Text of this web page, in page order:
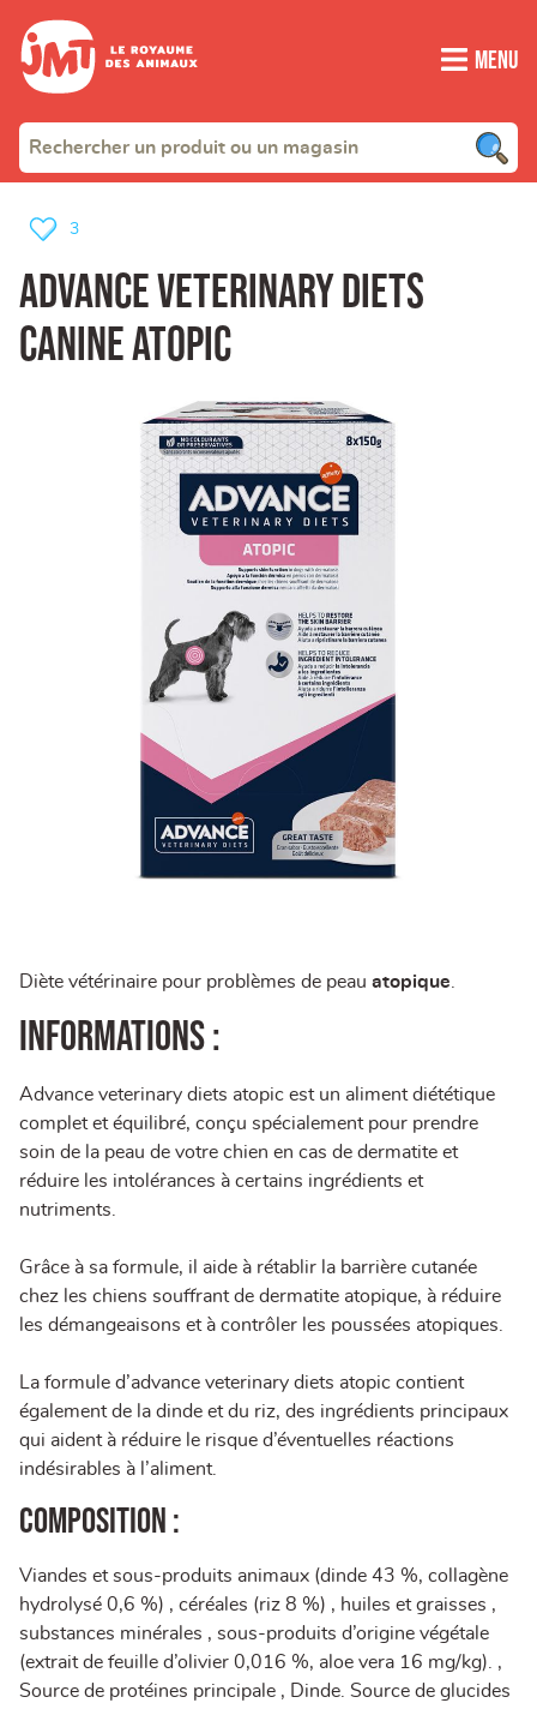
Menu
Advance Veterinary Diets
Canine Atopic
3
Diète vétérinaire pour problèmes de peau atopique.
Informations :
Advance veterinary diets atopic est un aliment diététique
complet et équilibré, conçu spécialement pour prendre
soin de la peau de votre chien en cas de dermatite et
réduire les intolérances à certains ingrédients et
nutriments.
Grâce à sa formule, il aide à rétablir la barrière cutanée
chez les chiens souffrant de dermatite atopique, à réduire
les démangeaisons et à contrôler les poussées atopiques.
La formule d’advance veterinary diets atopic contient
également de la dinde et du riz, des ingrédients principaux
qui aident à réduire le risque d’éventuelles réactions
indésirables à l’aliment.
Composition :
Viandes et sous-produits animaux (dinde 43 %, collagène
hydrolysé 0,6 %) , céréales (riz 8 %) , huiles et graisses ,
substances minérales , sous-produits d’origine végétale
(extrait de feuille d’olivier 0,016 %, aloe vera 16 mg/kg). ,
Source de protéines principale , Dinde. Source de glucides